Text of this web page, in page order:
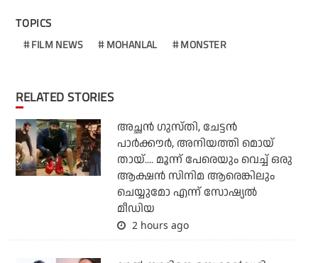
TOPICS
FILM NEWS MOHANLAL MONSTER
RELATED STORIES
അച്ഛന്‍ ഗുസ്തി, ചേട്ടന്‍
പാര്‍ക്കൗര്‍, അനിയത്തി മൊയ്
തായ്.... മൂന്ന് പേരെയും വെച്ച് ഒരു
ആക്ഷന്‍ സിനിമ ആരെങ്കിലും
ചെയ്യുമോ എന്ന് സോഷ്യല്‍
മീഡിയ
2 hours ago